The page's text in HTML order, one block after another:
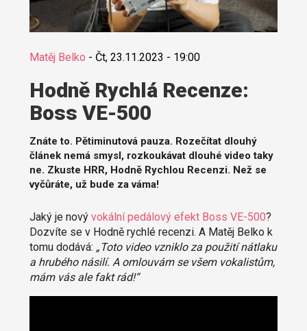
Matěj Belko - Čt, 23.11.2023 - 19:00
Hodně Rychlá Recenze:
Boss VE-500
Znáte to. Pětiminutová pauza. Rozečítat dlouhý
článek nemá smysl, rozkoukávat dlouhé video taky
ne. Zkuste HRR, Hodně Rychlou Recenzi. Než se
vyčůráte, už bude za váma!
Jaký je nový vokální pedálový efekt Boss VE-500?
Dozvíte se v Hodně rychlé recenzi. A Matěj Belko k
tomu dodává: „Toto video vzniklo za použití nátlaku
a hrubého násilí. A omlouvám se všem vokalistům,
mám vás ale fakt rád!“